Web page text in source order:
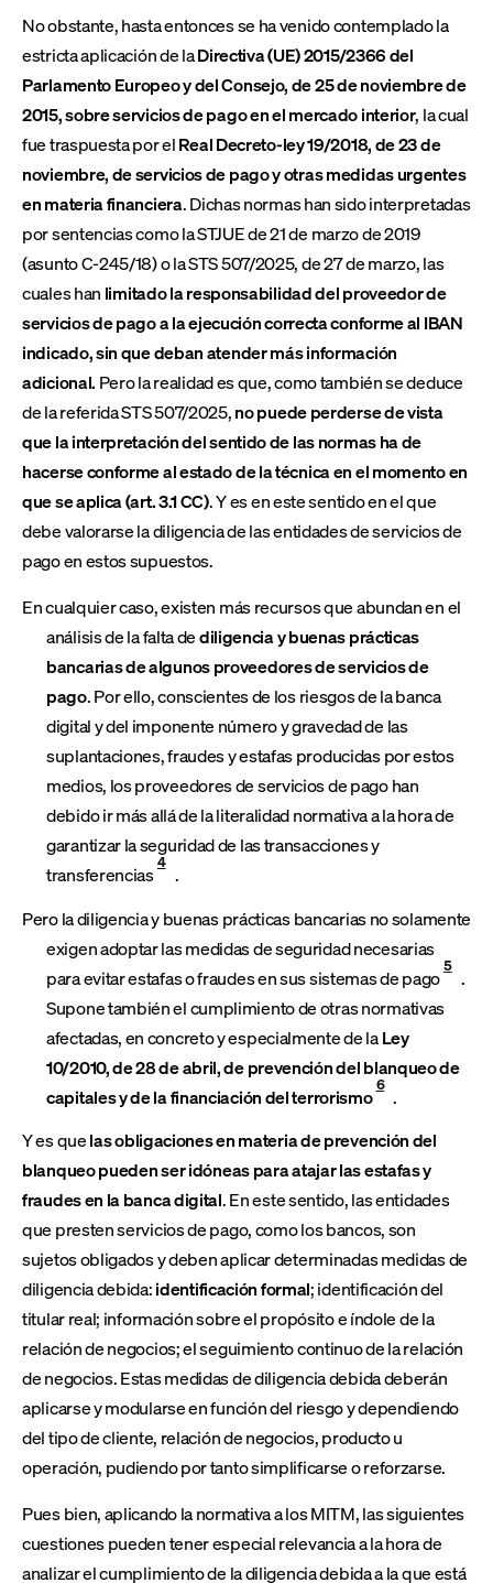
No obstante, hasta entonces se ha venido contemplado la
estricta aplicación de laDirectiva (UE) 2015/2366 del
Parlamento Europeo y del Consejo, de 25 de noviembre de
2015, sobre servicios de pago en el mercado interior, la cual
fue traspuesta por elReal Decreto-ley 19/2018, de 23 de
noviembre, de servicios de pago y otras medidas urgentes
en materia financiera. Dichas normas han sido interpretadas
por sentencias como la STJUE de 21 de marzo de 2019
(asunto C-245/18) o la STS 507/2025, de 27 de marzo, las
cuales han limitado la responsabilidad del proveedor de
servicios de pagoa la ejecución correcta conforme al IBAN
indicado, sin que deban atender más información
adicional. Pero la realidad es que, como también se deduce
de la referida STS 507/2025,no puede perderse de vista
que la interpretación del sentido de las normas ha de
hacerse conforme al estado de la técnica en el momento en
que se aplica (art. 3.1 CC). Y es en este sentido en el que
debe valorarse la diligencia de las entidades de servicios de
pago en estos supuestos.
En cualquier caso, existen más recursos que abundan en el
análisis de la falta dediligencia y buenas prácticas
bancarias de algunos proveedores de servicios de
pago. Por ello, conscientes de los riesgos de la banca
digital y del imponente número y gravedad de las
suplantaciones, fraudes y estafas producidas por estos
medios, los proveedores de servicios de pago han
debido ir más allá de la literalidad normativa a la hora de
garantizar la seguridad de las transacciones y
transferencias
4
.
Pero la diligencia y buenas prácticas bancarias no solamente
exigen adoptar las medidas de seguridad necesarias
para evitar estafas o fraudes en sus sistemas de pago
5
.
Supone también el cumplimiento de otras normativas
afectadas, en concreto y especialmente de laLey
10/2010, de 28 de abril, de prevención del blanqueo de
capitales y de la financiación del terrorismo
6
.
Y es quelas obligaciones en materia de prevención del
blanqueo pueden seridóneas para atajar las estafas y
fraudes en la banca digital. En este sentido, las entidades
que presten servicios de pago, como los bancos, son
sujetos obligados y deben aplicar determinadas medidas de
diligencia debida:identificación formal; identificación del
titular real; información sobre el propósito e índole de la
relación de negocios; el seguimiento continuo de la relación
de negocios. Estas medidas de diligencia debida deberán
aplicarse y modularse en función del riesgo y dependiendo
del tipo de cliente, relación de negocios, producto u
operación, pudiendo por tanto simplificarse o reforzarse.
Pues bien, aplicando la normativa a los MITM, las siguientes
cuestiones pueden tener especial relevancia a la hora de
analizar el cumplimiento de la diligencia debida a la que está